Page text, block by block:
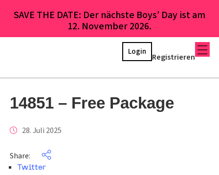
SAVE THE DATE: Der nächste Boys’ Day ist am
12. November 2026.
Registrieren
Login
14851 – Free Package
28. Juli 2025
Share:
Twitter